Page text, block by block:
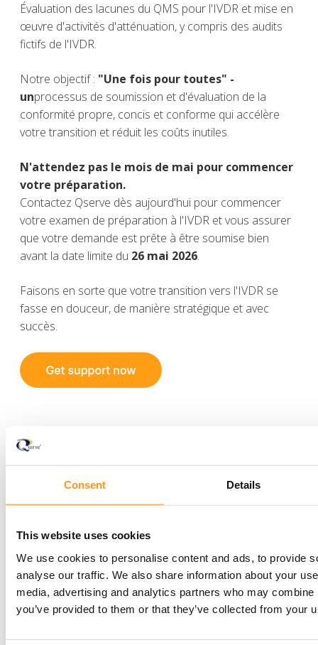
Consent Details
This website uses cookies
We use cookies to personalise content and ads, to provide
analyse our traffic. We also share information about your
media, advertising and analytics partners who may
you’ve provided to them or that they’ve collected from your
Évaluation des lacunes du QMS pour l'IVDR et mise en
œuvre d'activités d'atténuation, y compris des audits
fictifs de l'IVDR.
Notre objectif : "Une fois pour toutes" -
unprocessus de soumission et d'évaluation de la
conformité propre, concis et conforme qui accélère
votre transition et réduit les coûts inutiles.
N'attendez pas le mois de mai pour commencer
votre préparation.
Contactez Qserve dès aujourd'hui pour commencer
votre examen de préparation à l'IVDR et vous assurer
que votre demande est prête à être soumise bien
avant la date limite du 26 mai 2026.
Faisons en sorte que votre transition vers l'IVDR se
fasse en douceur, de manière stratégique et avec
succès.
IVDR
Newsletter